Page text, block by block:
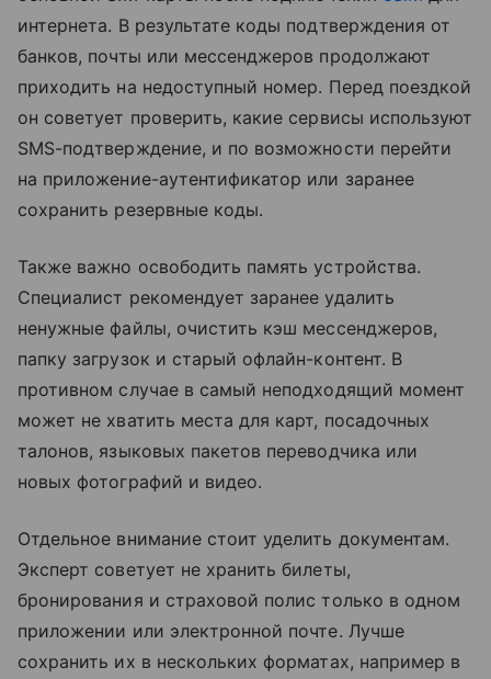
интернета. В результате коды подтверждения от
банков, почты или мессенджеров продолжают
приходить на недоступный номер. Перед поездкой
он советует проверить, какие сервисы используют
SMS-подтверждение, и по возможности перейти
на приложение-аутентификатор или заранее
сохранить резервные коды.
Также важно освободить память устройства.
Специалист рекомендует заранее удалить
ненужные файлы, очистить кэш мессенджеров,
папку загрузок и старый офлайн-контент. В
противном случае в самый неподходящий момент
может не хватить места для карт, посадочных
талонов, языковых пакетов переводчика или
новых фотографий и видео.
Отдельное внимание стоит уделить документам.
Эксперт советует не хранить билеты,
бронирования и страховой полис только в одном
приложении или электронной почте. Лучше
сохранить их в нескольких форматах, например в